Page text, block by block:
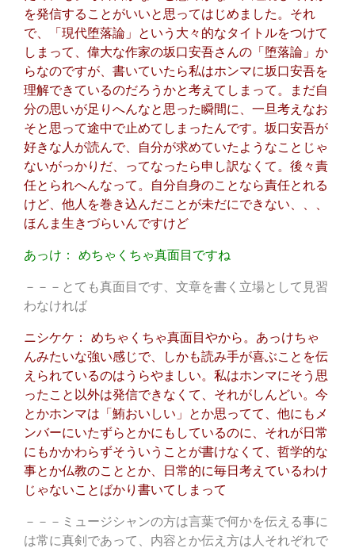
を発信することがいいと思ってはじめました。それ
で、「現代堕落論」という大々的なタイトルをつけて
しまって、偉大な作家の坂口安吾さんの「堕落論」か
らなのですが、書いていたら私はホンマに坂口安吾を
理解できているのだろうかと考えてしまって。まだ自
分の思いが足りへんなと思った瞬間に、一旦考えなお
そと思って途中で止めてしまったんです。坂口安吾が
好きな人が読んで、自分が求めていたようなことじゃ
ないがっかりだ、ってなったら申し訳なくて。後々責
任とられへんなって。自分自身のことなら責任とれる
けど、他人を巻き込んだことが未だにできない、、、
ほんま生きづらいんですけど
あっけ： めちゃくちゃ真面目ですね
－－－とても真面目です、文章を書く立場として見習
わなければ
ニシケケ： めちゃくちゃ真面目やから。あっけちゃ
んみたいな強い感じで、しかも読み手が喜ぶことを伝
えられているのはうらやましい。私はホンマにそう思
ったこと以外は発信できなくて、それがしんどい。今
とかホンマは「鮪おいしい」とか思ってて、他にもメ
ンバーにいたずらとかにもしているのに、それが日常
にもかかわらずそういうことが書けなくて、哲学的な
事とか仏教のこととか、日常的に毎日考えているわけ
じゃないことばかり書いてしまって
－－－ミュージシャンの方は言葉で何かを伝える事に
は常に真剣であって、内容とか伝え方は人それぞれで